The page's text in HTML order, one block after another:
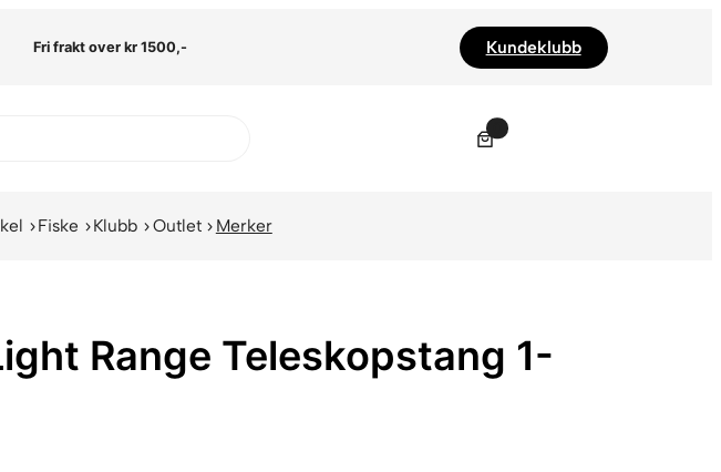
Fri frakt over kr 1500,- Kundeklubb
Fiske Klubb Outlet Merker
Range Teleskopstang 1-